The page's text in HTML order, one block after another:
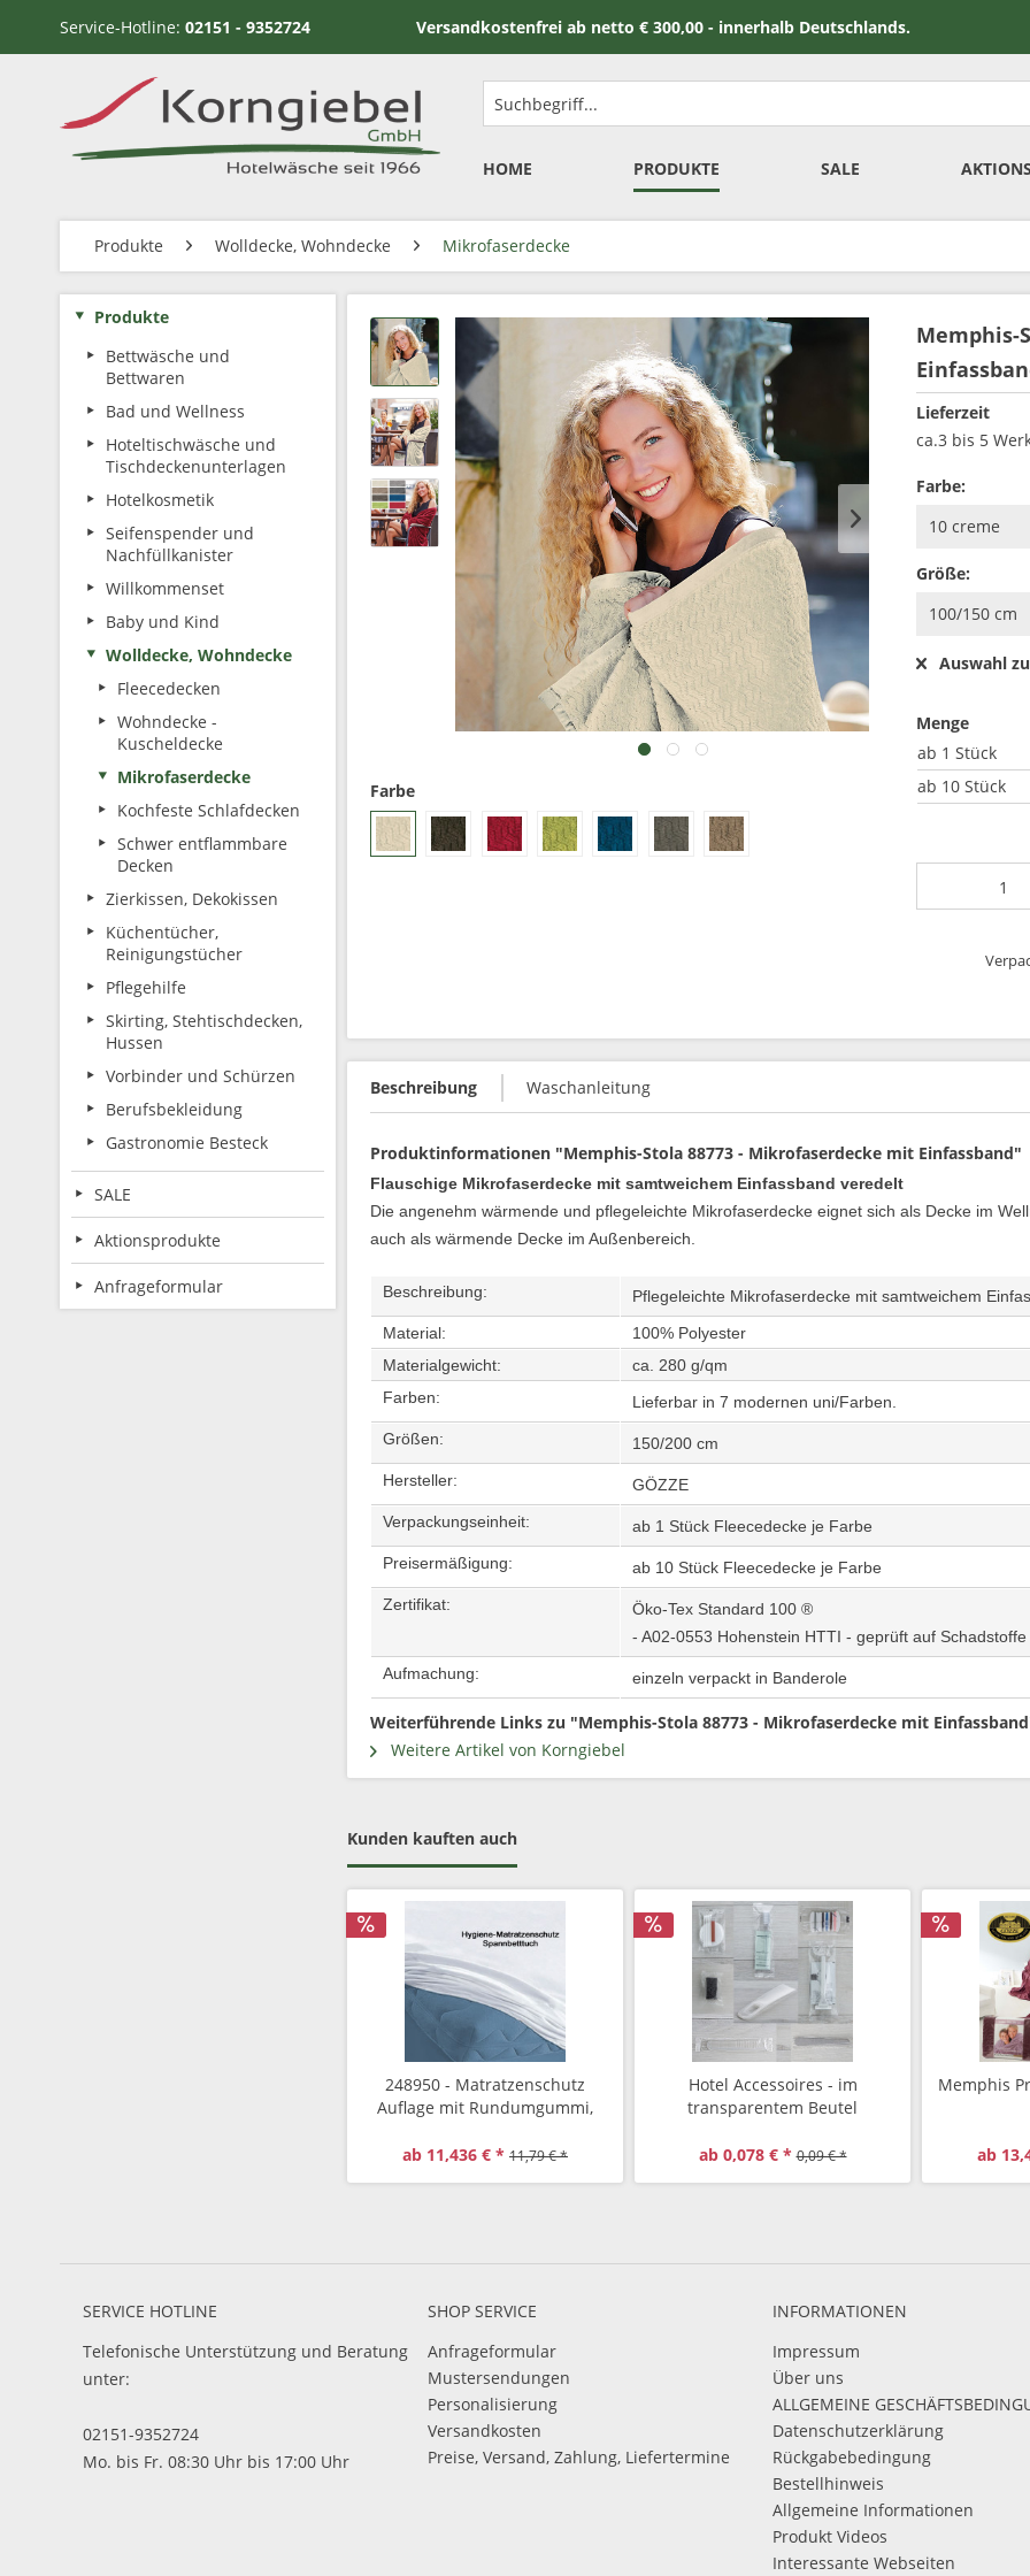
Service-Hotline: 02151 - 9352724 Versandkostenfrei ab netto € 300,00 - innerhalb Deutschlands.
HOME PRODUKTE SALE
Produkte Wolldecke, Wohndecke Mikrofaserdecke
Produkte
Bettwäsche und
Bettwaren
Bad und Wellness
Hoteltischwäsche und
Tischdeckenunterlagen
Hotelkosmetik
Seifenspender und
Nachfüllkanister
Willkommenset
Baby und Kind
Wolldecke, Wohndecke
Fleecedecken
Wohndecke -
Kuscheldecke
Mikrofaserdecke
Kochfeste Schlafdecken
Schwer entflammbare
Decken
Zierkissen, Dekokissen
Küchentücher,
Reinigungstücher
Pflegehilfe
Skirting, Stehtischdecken,
Hussen
Vorbinder und Schürzen
Berufsbekleidung
Gastronomie Besteck
SALE
Aktionsprodukte
Anfrageformular
Memphis-
Lieferzeit
ca.3 bis 5
Farbe
Farbe:
Größe:
Auswahl
Menge
ab 1 Stück
ab 10 Stück
Beschreibung Waschanleitung
Produktinformationen "Memphis-Stola 88773 - Mikrofaserdecke mit Einfassband"
Flauschige Mikrofaserdecke mit samtweichem Einfassband veredelt
Die angenehm wärmende und pflegeleichte Mikrofaserdecke eignet sich als Decke im
auch als wärmende Decke im Außenbereich.
Beschreibung:
Pflegeleichte Mikrofaserdecke mit samtweichem
Material:
100% Polyester
Materialgewicht:
ca. 280 g/qm
Farben:
Lieferbar in 7 modernen uni/Farben.
Größen:
150/200 cm
Hersteller:
GÖZZE
Verpackungseinheit:
ab 1 Stück Fleecedecke je Farbe
Preisermäßigung:
ab 10 Stück Fleecedecke je Farbe
Zertifikat:
Öko-Tex Standard 100 ®
- A02-0553 Hohenstein HTTI - geprüft auf Schadstoffe
Aufmachung:
einzeln verpackt in Banderole
Weiterführende Links zu "Memphis-Stola 88773 - Mikrofaserdecke mit
Weitere Artikel von Korngiebel
Kunden kauften auch
248950 - Matratzenschutz
Auflage mit Rundumgummi,
ab 11,436 € * 11,79 € *
Hotel Accessoires - im
transparentem Beutel
ab 0,078 € * 0,09 € *
Memphis
ab
SERVICE HOTLINE
Telefonische Unterstützung und Beratung
unter:
02151-9352724
Mo. bis Fr. 08:30 Uhr bis 17:00 Uhr
SHOP SERVICE
Anfrageformular
Mustersendungen
Personalisierung
Versandkosten
Preise, Versand, Zahlung, Liefertermine
INFORMATIONEN
Impressum
Über uns
ALLGEMEINE
Datenschutzerklärung
Rückgabebedingung
Bestellhinweis
Allgemeine Informationen
Produkt Videos
Interessante Webseiten